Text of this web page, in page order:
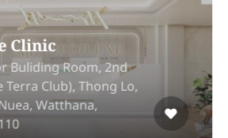
Clinic
Buliding Room, 2nd
Club), Thong Lo,
Watthana,